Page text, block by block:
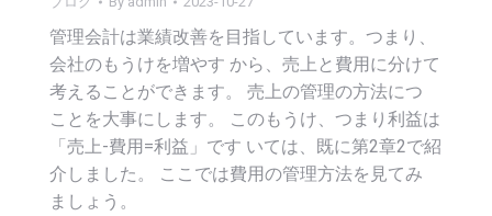
管理会計は業績改善を目指しています。つまり、
会社のもうけを増やす から、売上と費用に分けて
考えることができます。 売上の管理の方法につ
ことを大事にします。 このもうけ、つまり利益は
「売上-費用=利益」です いては、既に第2章2で紹
介しました。 ここでは費用の管理方法を見てみ
ましょう。